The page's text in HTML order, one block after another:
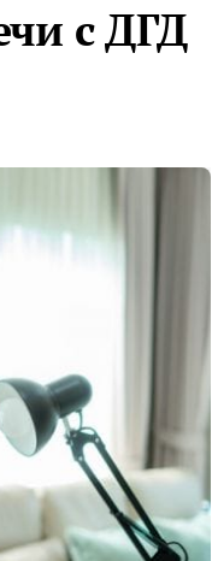
с ДГД